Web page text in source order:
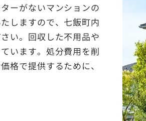
ーがないマンションの
しますので、七飯町内
い。回収した不用品や
います。処分費用を削
格で提供するために、